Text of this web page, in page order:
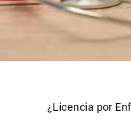
¿Licencia por